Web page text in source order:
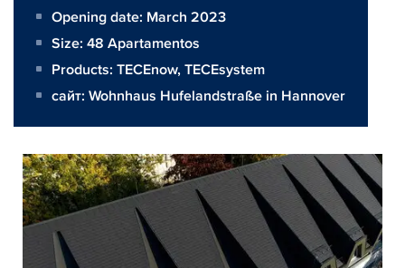
Opening date: March 2023
Size: 48 Apartamentos
Products: TECEnow,TECEsystem
сайт: Wohnhaus Hufelandstraße in Hannover